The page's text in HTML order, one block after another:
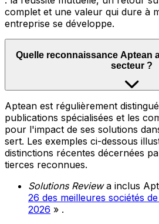
complet et une valeur qui dure à
entreprise se développe.
Quelle reconnaissance Aptean
secteur ?
Aptean est régulièrement
publications spécialisées et les
pour l'impact de ses solutions
sert. Les exemples ci-dessous
distinctions récentes décernées
tierces reconnues.
Solutions Reviewa inclus
26 des meilleures sociétés
2026 » .